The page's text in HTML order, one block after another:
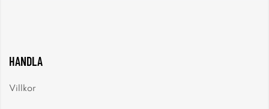
HANDLA
Villkor